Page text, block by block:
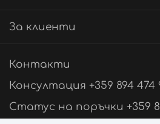
За клиенти
Контакти
Консултация +359 894 474
Статус на поръчки +359